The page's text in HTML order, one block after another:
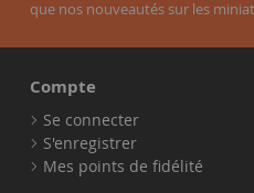
que nos nouveautés sur les
Compte
Se connecter
S'enregistrer
Mes points de fidélité